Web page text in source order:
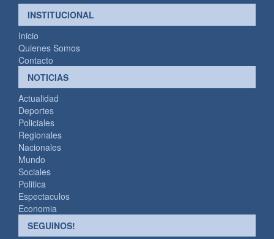
INSTITUCIONAL
Inicio
Quienes Somos
Contacto
NOTICIAS
Actualidad
Deportes
Policiales
Regionales
Nacionales
Mundo
Sociales
Politica
Espectaculos
Economia
SEGUINOS!